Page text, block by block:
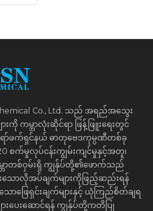
Co., Ltd. သည် အရည်အသွေး
ားကို ကမ္ဘာလုံးဆိုင်ရာ ဖြန့်ဖြူးရေးတွင်
ာ်ဖက်ရှင်နယ် ဓာတုဗေဒကုမ္ပဏီတစ်ခု
စက်မှုလုပ်ငန်းကျွမ်းကျင်မှုနှင့်အတူ၊
ာတစ်ဝှမ်းရှိ ကျွန်ုပ်တို့၏ဖောက်သည်
းသောလိုအပ်ချက်များကိုဖြည့်ဆည်းရန်
ဖြေရှင်းချက်များနှင့် ယုံကြည်စိတ်ချရ
ားပေးဆောင်ရန် ကျွန်ုပ်တို့ကတိပြု